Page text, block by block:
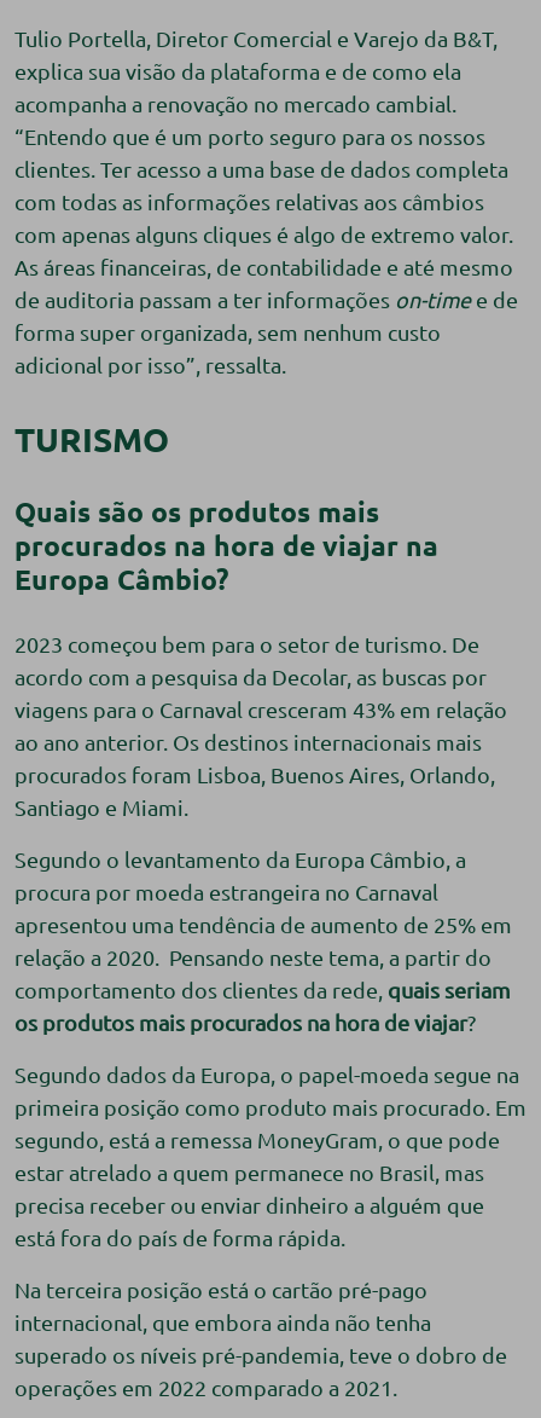
Tulio Portella, Diretor Comercial e Varejo da B&T,
explica sua visão da plataforma e de como ela
acompanha a renovação no mercado cambial.
“Entendo que é um porto seguro para os nossos
clientes. Ter acesso a uma base de dados completa
com todas as informações relativas aos câmbios
com apenas alguns cliques é algo de extremo valor.
As áreas financeiras, de contabilidade e até mesmo
de auditoria passam a ter informações on-timee de
forma super organizada, sem nenhum custo
adicional por isso”, ressalta.
TURISMO
Quais são os produtos mais
procurados na hora de viajar na
Europa Câmbio?
2023 começou bem para o setor de turismo. De
acordo com a pesquisa da Decolar, as buscas por
viagens para o Carnaval cresceram 43% em relação
ao ano anterior. Os destinos internacionais mais
procurados foram Lisboa, Buenos Aires, Orlando,
Santiago e Miami.
Segundo o levantamento da Europa Câmbio, a
procura por moeda estrangeira no Carnaval
apresentou uma tendência de aumento de 25% em
relação a 2020. Pensando neste tema, a partir do
comportamento dos clientes da rede, quais seriam
os produtos mais procurados na hora de viajar?
Segundo dados da Europa, o papel-moeda segue na
primeira posição como produto mais procurado. Em
segundo, está a remessa MoneyGram, o que pode
estar atrelado a quem permanece no Brasil, mas
precisa receber ou enviar dinheiro a alguém que
está fora do país de forma rápida.
Na terceira posição está o cartão pré-pago
internacional, que embora ainda não tenha
superado os níveis pré-pandemia, teve o dobro de
operações em 2022 comparado a 2021.